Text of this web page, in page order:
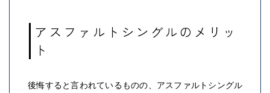
アスファルトシングルのメリッ
ト
後悔すると言われているものの、アスファルトシングル